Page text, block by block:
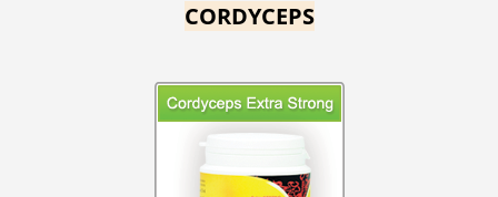
CORDYCEPS